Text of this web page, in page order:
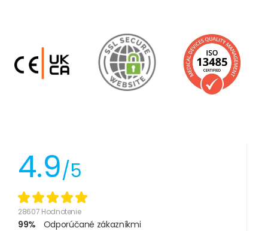
4.9/5
28607 Hodnotenie
99% Odporúčané zákazníkmi